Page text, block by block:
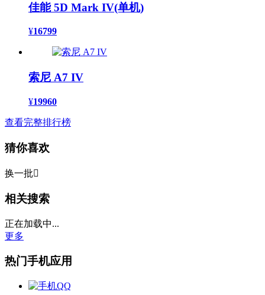
佳能 5D Mark IV(单机)
¥16799
索尼 A7 IV
¥19960
查看完整排行榜
猜你喜欢
换一批
相关搜索
正在加载中...
更多
热门手机应用